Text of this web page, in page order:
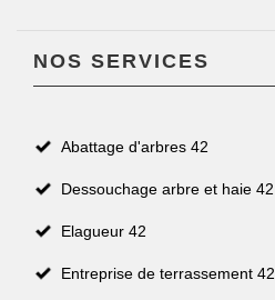
NOS SERVICES
Abattage d'arbres 42
Dessouchage arbre et haie 42
Elagueur 42
Entreprise de terrassement 42